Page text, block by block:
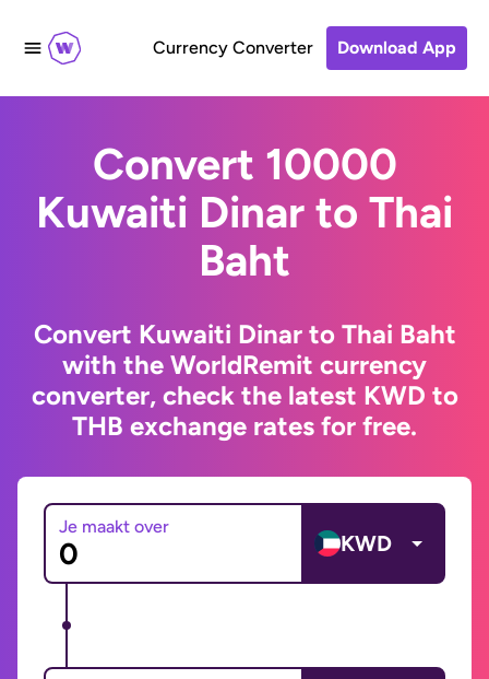
Currency Converter Download App
Convert 10000
Kuwaiti Dinar to Thai
Baht
Convert Kuwaiti Dinar to Thai Baht
with the WorldRemit currency
converter, check the latest KWD to
THB exchange rates for free.
Je maakt over
KWD